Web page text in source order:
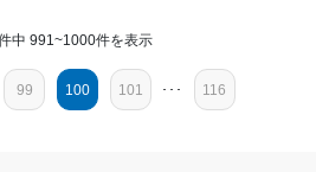
です。 大学生からプロの講師ま
良いです。 自分の苦手科目に対応
す。
中 991~1000件を表示
99 100 101 ･･･ 116